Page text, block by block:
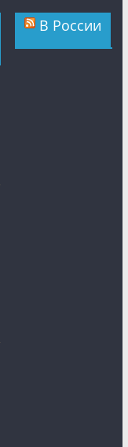
В России